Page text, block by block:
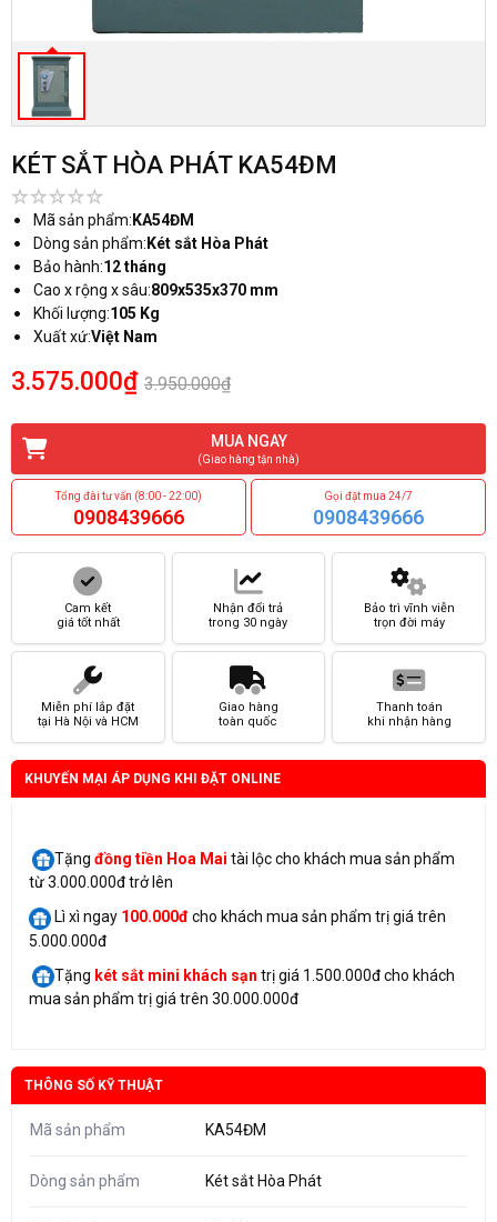
KÉT SẮT HÒA PHÁT KA54ĐM
Mã sản phẩm: KA54ĐM
Dòng sản phẩm: Két sắt Hòa Phát
Bảo hành:12 tháng
Cao x rộng x sâu:809x535x370 mm
Khối lượng:105 Kg
Xuất xứ:Việt Nam
3.575.000₫ 3.950.000₫
MUA NGAY
(Giao hàng tận nhà)
Tổng đài tư vấn (8:00 - 22:00)
0908439666
Gọi đặt mua 24/7
0908439666
Cam kết
giá tốt nhất
Nhận đổi trả
trong 30 ngày
Bảo trì vĩnh viễn
trọn đời máy
Miễn phí lắp đặt
tại Hà Nội và HCM
Giao hàng
toàn quốc
Thanh toán
khi nhận hàng
KHUYẾN MẠI ÁP DỤNG KHI ĐẶT ONLINE
Tặng đồng tiền Hoa Mai tài lộc cho khách mua sản phẩm
từ 3.000.000đ trở lên
Lì xì ngay 100.000đcho khách mua sản phẩm trị giá trên
5.000.000đ
Tặng két sắt mini khách sạn trị giá 1.500.000đ cho khách
mua sản phẩm trị giá trên 30.000.000đ
THÔNG SỐ KỸ THUẬT
Mã sản phẩm KA54ĐM
Dòng sản phẩm Két sắt Hòa Phát